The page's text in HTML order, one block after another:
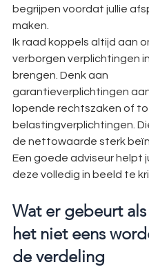
begrijpen voordat jullie
maken.
Ik raad koppels altijd aan
verborgen verplichtingen
brengen. Denk aan
garantieverplichtingen
lopende rechtszaken of
belastingverplichtingen.
de nettowaarde sterk
Een goede adviseur helpt
deze volledig in beeld te
Wat er gebeurt
het niet eens
de verdeling